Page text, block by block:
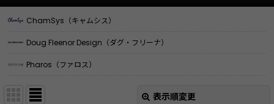
ChamSys（キャムシス）
Doug Fleenor Design（ダグ・フリーナ）
Pharos（ファロス）
表示順変更